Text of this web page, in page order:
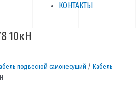
КОНТАКТЫ
10кН
подвесной самонесущий / Кабель